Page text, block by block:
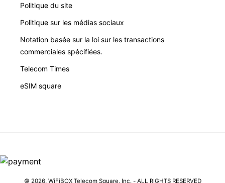
Politique du site
Politique sur les médias sociaux
Notation basée sur la loi sur les transactions
commerciales spécifiées.
Telecom Times
eSIM square
© 2026, WiFiBOXTelecom Square, Inc. - ALL RIGHTS RESERVED